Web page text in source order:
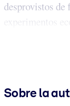
desprovistos de
experimentos
Sobre la